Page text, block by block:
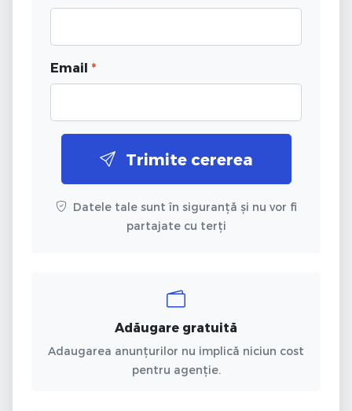
Email *
Trimite cererea
Datele tale sunt în siguranță și nu vor fi
partajate cu terți
Adăugare gratuită
Adaugarea anunțurilor nu implică niciun cost
pentru agenție.